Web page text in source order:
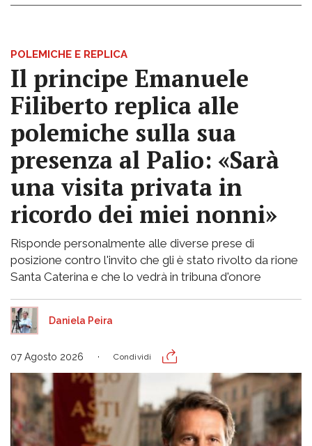
POLEMICHE E REPLICA
Il principe Emanuele
Filiberto replica alle
polemiche sulla sua
presenza al Palio: «Sarà
una visita privata in
ricordo dei miei nonni»
Risponde personalmente alle diverse prese di
posizione contro l'invito che gli è stato rivolto da rione
Santa Caterina e che lo vedrà in tribuna d'onore
Daniela Peira
07 Agosto 2026 Condividi